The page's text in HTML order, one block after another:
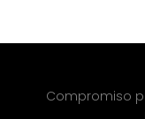
Compromiso